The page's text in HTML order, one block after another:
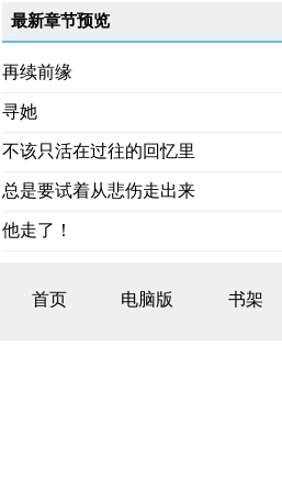
最新章节预览
再续前缘
寻她
不该只活在过往的回忆里
总是要试着从悲伤走出来
他走了！
首页 电脑版 书架